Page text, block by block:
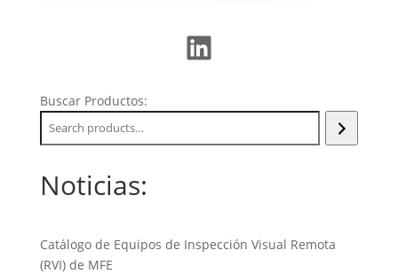
LinkedIn
Buscar Productos:
Noticias:
Catálogo de Equipos de Inspección Visual Remota
(RVI) de MFE